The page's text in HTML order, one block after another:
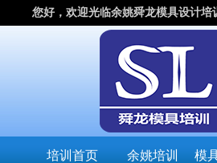
您好，欢迎光临余姚舜龙模具设计培
培训首页 余姚培训 模